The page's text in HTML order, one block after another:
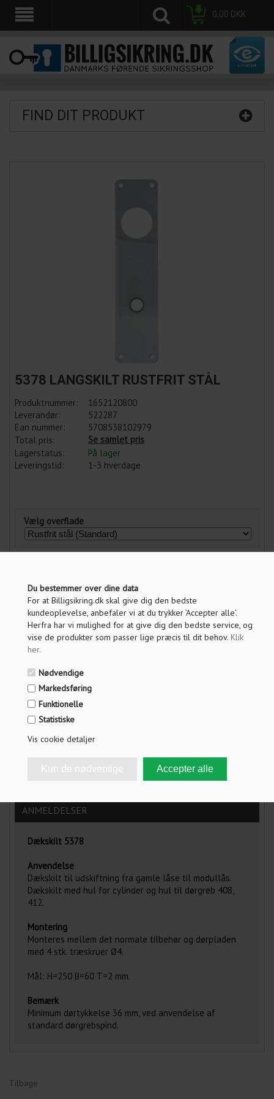
Du bestemmer over dine data
For at Billigsikring.dk skal give dig den bedste
kundeoplevelse, anbefaler vi at du trykker ’Accepter alle’.
Herfra har vi mulighed for at give dig den bedste service, og
vise de produkter som passer lige præcis til dit behov. Klik
her.
Nødvendige
Markedsføring
Funktionelle
Statistiske
Vis cookie detaljer
0,00 DKK
FIND DIT PRODUKT
5378 LANGSKILT RUSTFRIT STÅL
Produktnummer:
1652120800
Leverandør:
522287
Ean nummer:
5708538102979
Total pris:
Se samlet pris
Lagerstatus:
På lager
Leveringstid:
1-3 hverdage
Vælg overflade
217,00DKK
Vis pris uden moms
ANTAL
LÆG I KURV
OM PRODUKTET
ANMELDELSER
Dækskilt 5378
Anvendelse
Dækskilt til udskiftning fra gamle låse til modullås.
Dækskilt med hul for cylinder og hul til dørgreb 408,
412.
Montering
Monteres mellem det normale tilbehør og dørpladen
med 4 stk. træskruer Ø4.
Mål: H=250 B=60 T=2 mm.
Bemærk
Minimum dørtykkelse 36 mm, ved anvendelse af
standard dørgrebspind.
Tilbage